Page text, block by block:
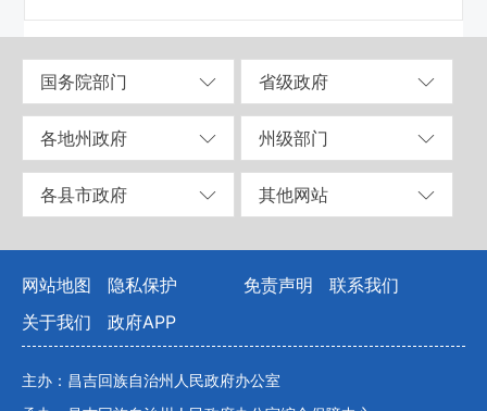
国务院部门 省级政府
各地州政府 州级部门
各县市政府 其他网站
网站地图 隐私保护 免责声明
联系我们
关于我们
政府APP
主办：昌吉回族自治州人民政府办公室